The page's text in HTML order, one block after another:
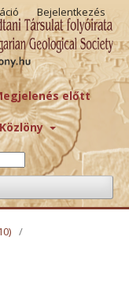
előtt
Bejelentkezés
/